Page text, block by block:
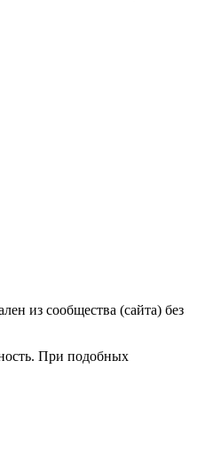
из сообщества (сайта) без
При подобных